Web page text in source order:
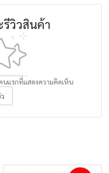
วิวสินค้า
นแรกที่แสดงความคิดเห็น